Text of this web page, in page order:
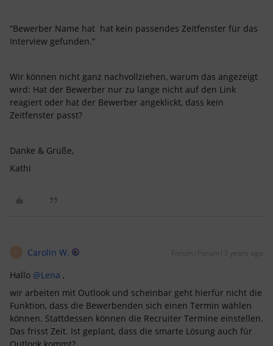
“Bewerber Name hat hat kein passendes Zeitfenster für das
Interview gefunden.”
Wir können nicht ganz nachvollziehen, warum das angezeigt
wird: Hat der Bewerber nur zu lange nicht auf den Link
reagiert oder hat der Bewerber angeklickt, dass kein
Zeitfenster passt?
Danke & Grüße,
Kathi
Carolin W. Forum|Forum|3 years ago
Hallo @Lena ,
wir arbeiten mit Outlook und scheinbar geht hierfür nicht die
Funktion, dass die Bewerbenden sich einen Termin wählen
können. Stattdessen können die Recruiter Termine einstellen.
Das frisst Zeit. Ist geplant, dass die smarte Lösung auch für